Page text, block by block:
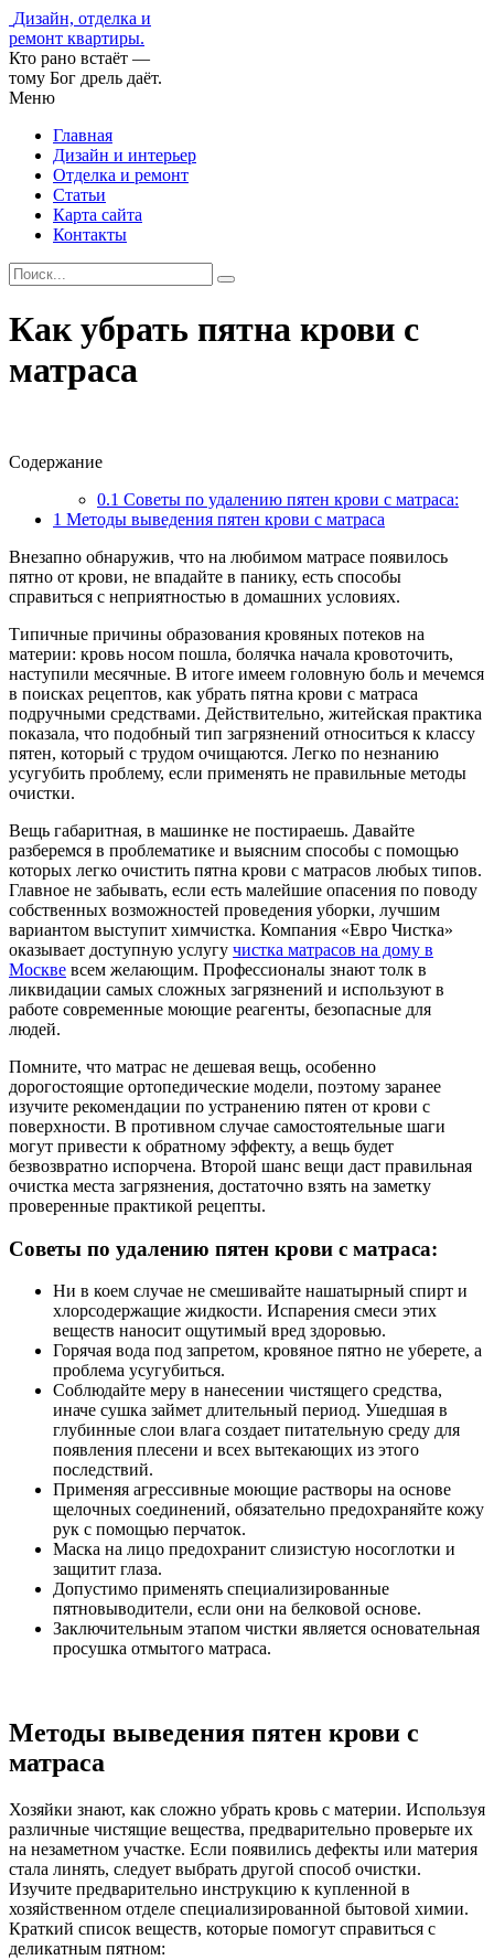
Дизайн, отделка и
ремонт квартиры.
Кто рано встаёт —
тому Бог дрель даёт.
Меню
Главная
Дизайн и интерьер
Отделка и ремонт
Статьи
Карта сайта
Контакты
Как убрать пятна крови с
матраса
Содержание
0.1 Советы по удалению пятен крови с матраса:
1 Методы выведения пятен крови с матраса
Внезапно обнаружив, что на любимом матрасе появилось
пятно от крови, не впадайте в панику, есть способы
справиться с неприятностью в домашних условиях.
Типичные причины образования кровяных потеков на
материи: кровь носом пошла, болячка начала кровоточить,
наступили месячные. В итоге имеем головную боль и мечемся
в поисках рецептов, как убрать пятна крови с матраса
подручными средствами. Действительно, житейская практика
показала, что подобный тип загрязнений относиться к классу
пятен, который с трудом очищаются. Легко по незнанию
усугубить проблему, если применять не правильные методы
очистки.
Вещь габаритная, в машинке не постираешь. Давайте
разберемся в проблематике и выясним способы с помощью
которых легко очистить пятна крови с матрасов любых типов.
Главное не забывать, если есть малейшие опасения по поводу
собственных возможностей проведения уборки, лучшим
вариантом выступит химчистка. Компания «Евро Чистка»
оказывает доступную услугу чистка матрасов на дому в
Москве всем желающим. Профессионалы знают толк в
ликвидации самых сложных загрязнений и используют в
работе современные моющие реагенты, безопасные для
людей.
Помните, что матрас не дешевая вещь, особенно
дорогостоящие ортопедические модели, поэтому заранее
изучите рекомендации по устранению пятен от крови с
поверхности. В противном случае самостоятельные шаги
могут привести к обратному эффекту, а вещь будет
безвозвратно испорчена. Второй шанс вещи даст правильная
очистка места загрязнения, достаточно взять на заметку
проверенные практикой рецепты.
Советы по удалению пятен крови с матраса:
Ни в коем случае не смешивайте нашатырный спирт и
хлорсодержащие жидкости. Испарения смеси этих
веществ наносит ощутимый вред здоровью.
Горячая вода под запретом, кровяное пятно не уберете, а
проблема усугубиться.
Соблюдайте меру в нанесении чистящего средства,
иначе сушка займет длительный период. Ушедшая в
глубинные слои влага создает питательную среду для
появления плесени и всех вытекающих из этого
последствий.
Применяя агрессивные моющие растворы на основе
щелочных соединений, обязательно предохраняйте кожу
рук с помощью перчаток.
Маска на лицо предохранит слизистую носоглотки и
защитит глаза.
Допустимо применять специализированные
пятновыводители, если они на белковой основе.
Заключительным этапом чистки является основательная
просушка отмытого матраса.
Методы выведения пятен крови с
матраса
Хозяйки знают, как сложно убрать кровь с материи. Используя
различные чистящие вещества, предварительно проверьте их
на незаметном участке. Если появились дефекты или материя
стала линять, следует выбрать другой способ очистки.
Изучите предварительно инструкцию к купленной в
хозяйственном отделе специализированной бытовой химии.
Краткий список веществ, которые помогут справиться с
деликатным пятном: